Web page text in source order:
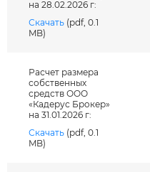
на 28.02.2026 г:
Скачать (pdf, 0.1
MB)
Расчет размера
собственных
средств ООО
«Кадерус Брокер»
на 31.01.2026 г:
Скачать (pdf, 0.1
MB)